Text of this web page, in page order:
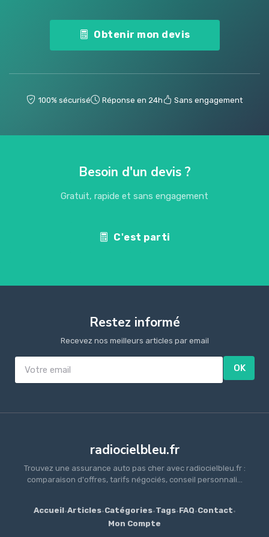
Obtenir mon devis
100% sécurisé Réponse en 24h Sans engagement
Besoin d'un devis ?
Gratuit, rapide et sans engagement
C'est parti
Restez informé
Recevez nos meilleurs articles par email
OK
radiocielbleu.fr
Trouvez une assurance auto pas cher avec radiocielbleu.fr :
comparaison d'offres, tarifs négociés, conseil personnali...
Accueil·Articles·Catégories·Tags·FAQ·Contact·
Mon Compte